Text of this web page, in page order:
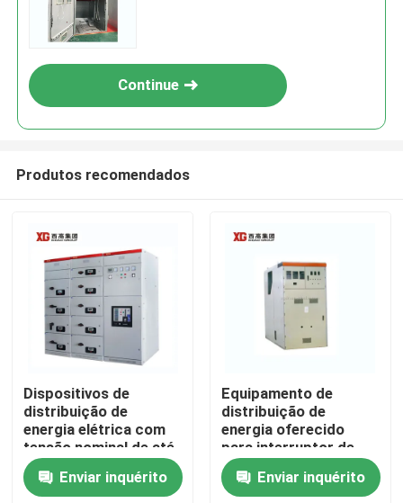
Casa
Produtos
Sobre nós
Continue
Produtos recomendados
Dispositivos de
distribuição de
energia elétrica com
tensão nominal de até
17,5 KV oferecidos
por OEMEnviar inquérito
Equipamento de
distribuição de
energia oferecido
para interruptor de
vácuo ou SF6 e
temperatura ambiente
Enviar inquérito